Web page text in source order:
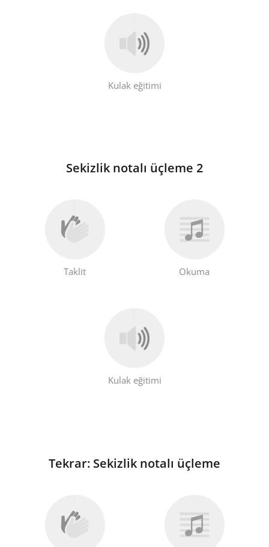
Kulak eğitimi
Sekizlik notalı üçleme 2
Taklit Okuma
Kulak eğitimi
Tekrar: Sekizlik notalı üçleme